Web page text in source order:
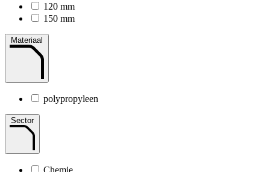
120 mm
150 mm
Materiaal
polypropyleen
Sector
Chemie